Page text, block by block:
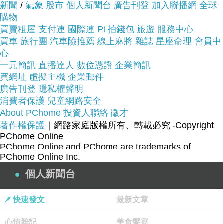
看【HAMILTON 漢米爾頓】Khaki 飛行員自動上鍊
機械錶(H70615133)~~
品號：2301407
原廠公司貨
具備日期視窗式顯示
安全式摺疊錶扣
新聞 / 氣象 股市 個人新聞台 廣告刊登 加入聯播網 全球
購物
買賣租屋 支付連 國際連 Pi 拍錢包 旅遊 服務中心
買車 旅行團 汽車險推薦 線上麻將 雜誌 星座命理 會員中
心
一元簡訊 直播達人 數位憑證 企業簡訊
買網址 虛擬主機 企業郵件
廣告刊登 隱私權聲明
消費者保護 兒童網路安全
About PChome 投資人聯絡 徵才
著作權保護 ｜網路家庭版權所有、轉載必究 ‧Copyright
PChome Online
PChome Online and PChome are trademarks of
PChome Online Inc.
個人新聞台
快速發文 最新文章
心情雜記 美食饗宴